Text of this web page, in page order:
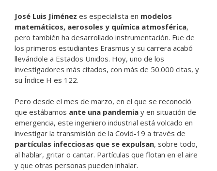
José Luis Jiménez es especialista en modelos
matemáticos, aerosoles y química atmosférica,
pero también ha desarrollado instrumentación. Fue de
los primeros estudiantes Erasmus y su carrera acabó
llevándole a Estados Unidos. Hoy, uno de los
investigadores más citados, con más de 50.000 citas, y
su Índice H es 122.
Pero desde el mes de marzo, en el que se reconoció
que estábamos ante una pandemia y en situación de
emergencia, este ingeniero industrial está volcado en
investigar la transmisión de la Covid-19 a través de
partículas infecciosas que se expulsan, sobre todo,
al hablar, gritar o cantar. Partículas que flotan en el aire
y que otras personas pueden inhalar.